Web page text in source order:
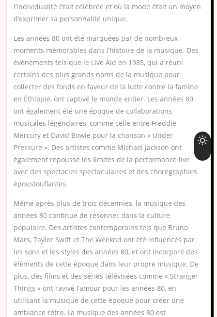
l’individualité était célébrée et où la mode était un moyen
d’exprimer sa personnalité unique.
Les années 80 ont été marquées par de nombreux
moments mémorables dans l’histoire de la musique. Des
événements tels que le Live Aid en 1985, qui a réuni
certains des plus grands noms de la musique pour
collecter des fonds en faveur de la lutte contre la famine
en Éthiopie, ont captivé le monde entier. Les années 80
ont également été une époque de collaborations
musicales légendaires, comme celle entre Freddie
Mercury et David Bowie pour la chanson « Under
Pressure ». Des artistes comme Michael Jackson ont
également repoussé les limites de la performance live
avec des spectacles spectaculaires et des chorégraphies
époustouflantes.
Même après plus de trois décennies, la musique des
années 80 continue de résonner dans la culture
populaire. Des artistes contemporains tels que Bruno
Mars, Taylor Swift et The Weeknd ont été influencés par
les sons et les styles des années 80, et ont incorporé des
éléments de cette époque dans leur propre musique. De
plus, des films et des séries télévisées comme « Stranger
Things » ont ravivé l’amour pour les années 80, en
utilisant la musique de cette époque pour créer une
ambiance rétro. La musique des années 80 est